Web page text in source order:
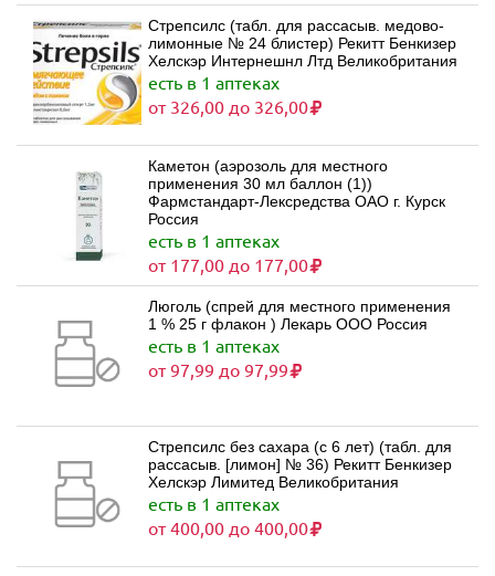
Стрепсилс (табл. для рассасыв. медово-
лимонные № 24 блистер) Рекитт Бенкизер
Хелскэр Интернешнл Лтд Великобритания
есть в 1 аптеках
от 326,00 до 326,00
Каметон (аэрозоль для местного
применения 30 мл баллон (1))
Фармстандарт-Лексредства ОАО г. Курск
Россия
есть в 1 аптеках
от 177,00 до 177,00
Люголь (спрей для местного применения
1 % 25 г флакон ) Лекарь ООО Россия
есть в 1 аптеках
от 97,99 до 97,99
Стрепсилс без сахара (с 6 лет) (табл. для
рассасыв. [лимон] № 36) Рекитт Бенкизер
Хелскэр Лимитед Великобритания
есть в 1 аптеках
от 400,00 до 400,00